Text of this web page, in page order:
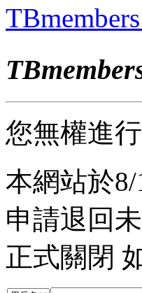
您無權進
本網站於
申請退回
正式關閉